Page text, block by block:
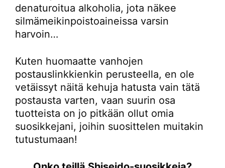
denaturoitua alkoholia, jota näkee
silmämeikinpoistoaineissa varsin
harvoin…
Kuten huomaatte vanhojen
postauslinkkienkin perusteella, en ole
vetäissyt näitä kehuja hatusta vain tätä
postausta varten, vaan suurin osa
tuotteista on jo pitkään ollut omia
suosikkejani, joihin suosittelen muitakin
tutustumaan!